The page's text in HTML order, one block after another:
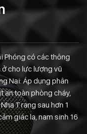
Phóng có các thông
cho lực lượng vũ
Nai: Áp dụng phân
an toàn phòng cháy,
Trang sau hơn 1
giác lạ, nam sinh 16